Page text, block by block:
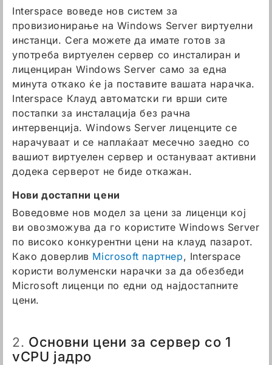
Interspace воведе нов систем за
провизионирање на Windows Server виртуелни
инстанци. Сега можете да имате готов за
употреба виртуелен сервер со инсталиран и
лиценциран Windows Server само за една
минута откако ќе ја поставите вашата нарачка.
Interspace Клауд автоматски ги врши сите
постапки за инсталација без рачна
интервенција. Windows Server лиценците се
нарачуваат и се наплаќаат месечно заедно со
вашиот виртуелен сервер и остануваат активни
додека серверот не биде откажан.
Нови достапни цени
Воведовме нов модел за цени за лиценци кој
ви овозможува да го користите Windows Server
по високо конкурентни цени на клауд пазарот.
Како доверлив Microsoft партнер, Interspace
користи волуменски нарачки за да обезбеди
Microsoft лиценци по едни од најдостапните
цени.
2. Основни цени за сервер со 1
vCPU јадро